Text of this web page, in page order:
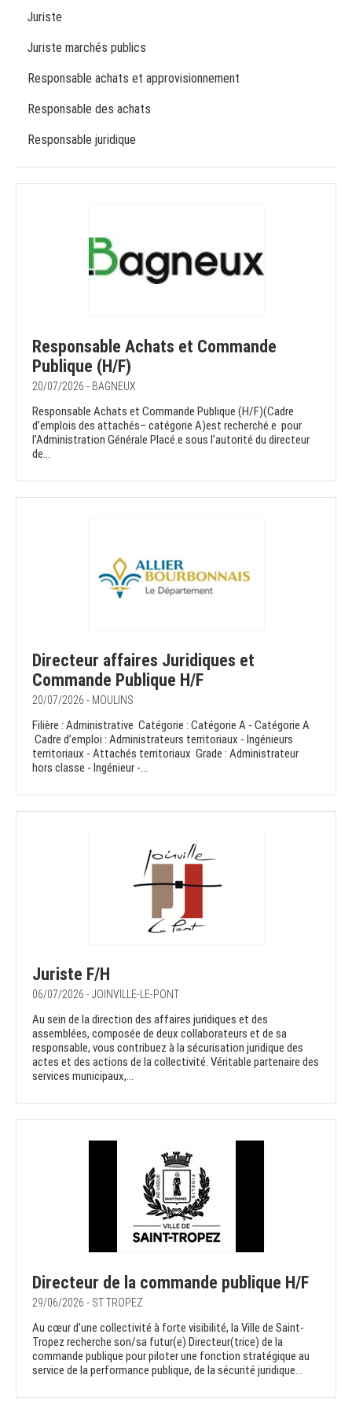
Juriste
Juriste marchés publics
Responsable achats et approvisionnement
Responsable des achats
Responsable juridique
Responsable Achats et Commande
Publique (H/F)
20/07/2026 - BAGNEUX
Responsable Achats et Commande Publique (H/F)(Cadre
d’emplois des attachés– catégorie A)est recherché.e pour
l’Administration Générale Placé.e sous l’autorité du directeur
de...
Directeur affaires Juridiques et
Commande Publique H/F
20/07/2026 - MOULINS
Filière : Administrative Catégorie : Catégorie A - Catégorie A
Cadre d’emploi : Administrateurs territoriaux - Ingénieurs
territoriaux - Attachés territoriaux Grade : Administrateur
hors classe - Ingénieur -...
Juriste F/H
06/07/2026 - JOINVILLE-LE-PONT
Au sein de la direction des affaires juridiques et des
assemblées, composée de deux collaborateurs et de sa
responsable, vous contribuez à la sécurisation juridique des
actes et des actions de la collectivité. Véritable partenaire des
services municipaux,...
Directeur de la commande publique H/F
29/06/2026 - ST TROPEZ
Au cœur d’une collectivité à forte visibilité, la Ville de Saint-
Tropez recherche son/sa futur(e) Directeur(trice) de la
commande publique pour piloter une fonction stratégique au
service de la performance publique, de la sécurité juridique...